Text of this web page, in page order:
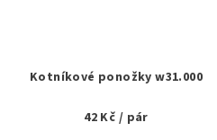
Kotníkové ponožky w31.000
42 Kč / pár